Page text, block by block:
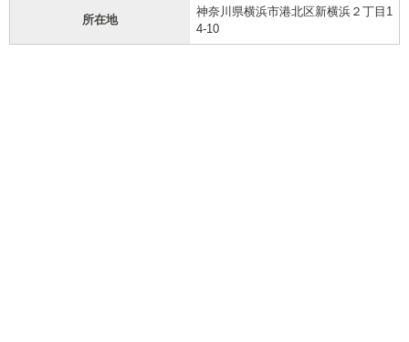
所在地
神奈川県横浜市港北区新横浜２丁目1
4-10